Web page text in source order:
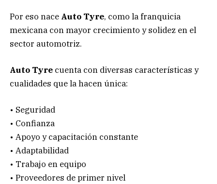
Por eso nace Auto Tyre, como la franquicia
mexicana con mayor crecimiento y solidez en el
sector automotriz.
Auto Tyre cuenta con diversas características y
cualidades que la hacen única:
• Seguridad
• Confianza
• Apoyo y capacitación constante
• Adaptabilidad
• Trabajo en equipo
• Proveedores de primer nivel